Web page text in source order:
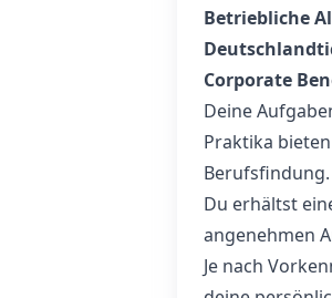
Betriebliche
Corporate
Deine
Praktika
Berufsfindung.
Du erhältst
angenehmen
Je nach